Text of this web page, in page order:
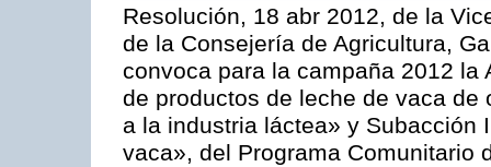
Resolución, 18 abr 2012, de la
de la Consejería de Agricultura,
convoca para la campaña 2012
de productos de leche de vaca
a la industria láctea» y Subacción
vaca», del Programa Comunitario